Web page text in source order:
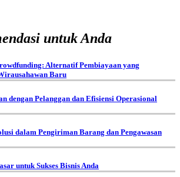
untuk Anda
Alternatif Pembiayaan yang
Baru
dengan Pelanggan dan Efisiensi Operasional
dalam Pengiriman Barang dan Pengawasan
untuk Sukses Bisnis Anda